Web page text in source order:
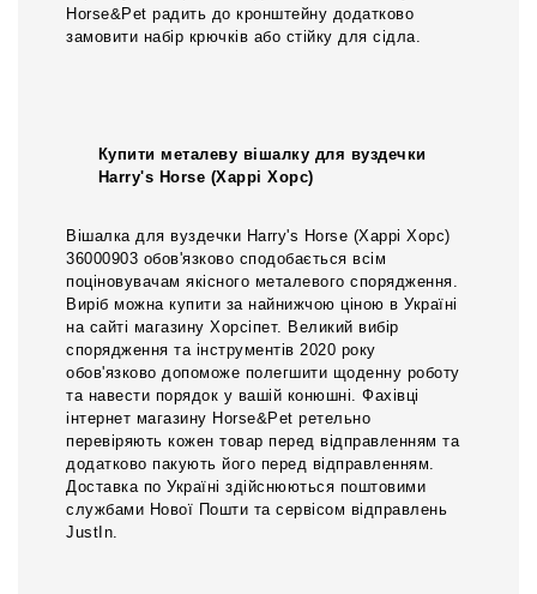
Horse&Pet радить до кронштейну додатково
замовити набір крючків або стійку для сідла.
Купити металеву вішалку для вуздечки
Harry's Horse (Харрі Хорс)
Вішалка для вуздечки Harry's Horse (Харрі Хорс)
36000903 обов'язково сподобається всім
поціновувачам якісного металевого спорядження.
Виріб можна купити за найнижчою ціною в Україні
на сайті магазину Хорсіпет. Великий вибір
спорядження та інструментів 2020 року
обов'язково допоможе полегшити щоденну роботу
та навести порядок у вашій конюшні. Фахівці
інтернет магазину Horse&Pet ретельно
перевіряють кожен товар перед відправленням та
додатково пакують його перед відправленням.
Доставка по Україні здійснюються поштовими
службами Нової Пошти та сервісом відправлень
JustIn.